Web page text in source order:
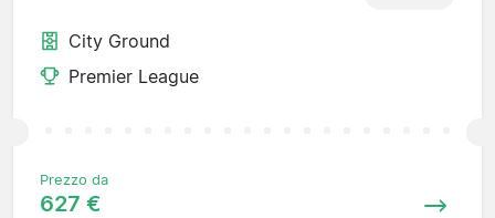
City Ground
Premier League
Prezzo da
627 €